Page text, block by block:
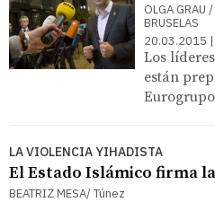
OLGA GRAU
BRUSELAS
20.03.2015
Los
están
LA VIOLENCIA YIHADISTA
El Estado Islámico firma
BEATRIZ MESA/ Túnez